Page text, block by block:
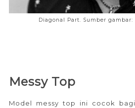
Diagonal Part. Sumber
Messy Top
Model messy top ini cocok